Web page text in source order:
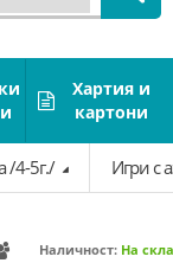
Хартия и
картони
/4-5г./ Игри с
Наличност: На